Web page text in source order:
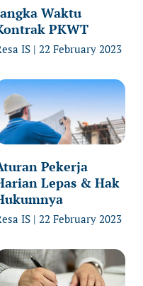
Waktu
PKWT
IS 22 February 2023
Pekerja
Lepas & Hak
IS 22 February 2023